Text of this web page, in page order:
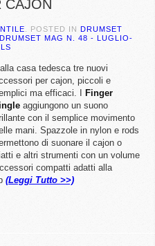
CAJON
. POSTED IN DRUMSET
DRUMSET MAG N. 48 - LUGLIO-
casa tedesca tre nuovi
per cajon, piccoli e
ma efficaci. I
Finger
aggiungono un suono
con il semplice movimento
mani. Spazzole in nylon e rods
di suonare il cajon o
e altri strumenti con un volume
compatti adatti alla
(Leggi Tutto >>)